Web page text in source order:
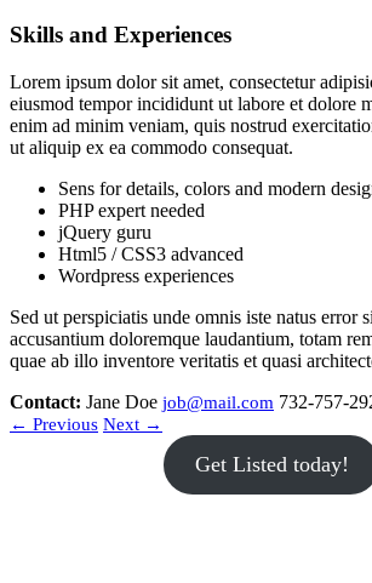
Skills and Experiences
Lorem ipsum dolor sit amet, consectetur
eiusmod tempor incididunt ut labore et dolore
enim ad minim veniam, quis nostrud
ut aliquip ex ea commodo consequat.
Sens for details, colors and modern
PHP expert needed
jQuery guru
Html5 / CSS3 advanced
Wordpress experiences
Sed ut perspiciatis unde omnis iste natus error
accusantium doloremque laudantium, totam
quae ab illo inventore veritatis et quasi
Contact: Jane Doe job@mail.com 732-757-
← Previous Next →
Get Listed today!